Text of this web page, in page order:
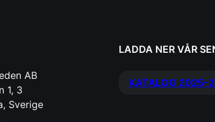
AB
1, 3
Sverige
LADDA NER VÅR
KATALOG 2025-